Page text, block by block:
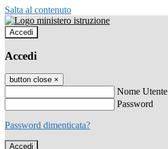
Salta al contenuto
Accedi
Accedi
button close ×
Nome Utente
Password
Password dimenticata?